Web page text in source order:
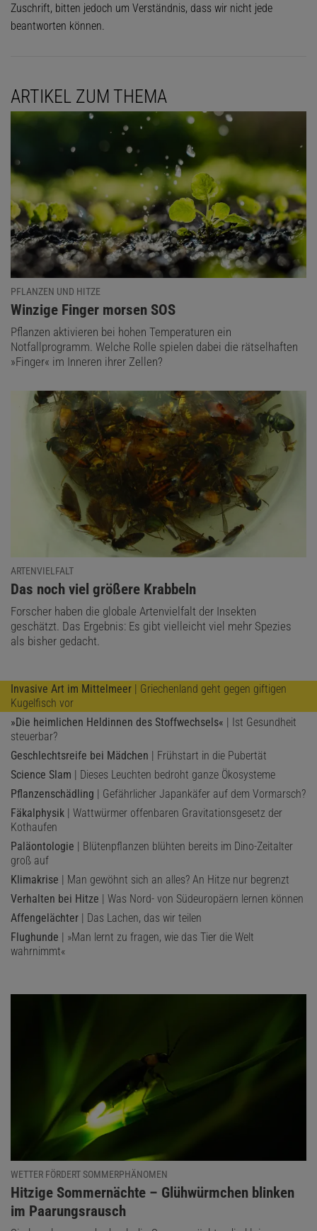
Zuschrift, bitten jedoch um Verständnis, dass wir nicht jede
beantworten können.
ARTIKEL ZUM THEMA
PFLANZEN UND HITZE
:
Winzige Finger morsen SOS
Pflanzen aktivieren bei hohen Temperaturen ein
Notfallprogramm. Welche Rolle spielen dabei die rätselhaften
»Finger« im Inneren ihrer Zellen?
ARTENVIELFALT
:
Das noch viel größere Krabbeln
Forscher haben die globale Artenvielfalt der Insekten
geschätzt. Das Ergebnis: Es gibt vielleicht viel mehr Spezies
als bisher gedacht.
Invasive Art im Mittelmeer | Griechenland geht gegen giftigen
Kugelfisch vor
»Die heimlichen Heldinnen des Stoffwechsels« | Ist Gesundheit
steuerbar?
Geschlechtsreife bei Mädchen | Frühstart in die Pubertät
Science Slam | Dieses Leuchten bedroht ganze Ökosysteme
Pflanzenschädling | Gefährlicher Japankäfer auf dem Vormarsch?
Fäkalphysik | Wattwürmer offenbaren Gravitationsgesetz der
Kothaufen
Paläontologie | Blütenpflanzen blühten bereits im Dino-Zeitalter
groß auf
Klimakrise | Man gewöhnt sich an alles? An Hitze nur begrenzt
Verhalten bei Hitze | Was Nord- von Südeuropäern lernen können
Affengelächter | Das Lachen, das wir teilen
Flughunde | »Man lernt zu fragen, wie das Tier die Welt
wahrnimmt«
WETTER FÖRDERT SOMMERPHÄNOMEN
:
Hitzige Sommernächte – Glühwürmchen blinken
im Paarungsrausch